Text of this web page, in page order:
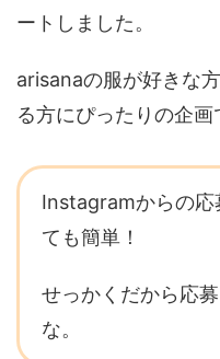
ートしました。
arisanaの服が好きな
る方にぴったりの企画
Instagramからの応
ても簡単！
せっかくだから応
な。